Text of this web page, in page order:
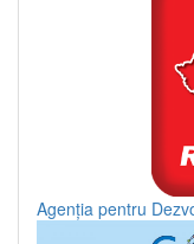
Agenția pentru